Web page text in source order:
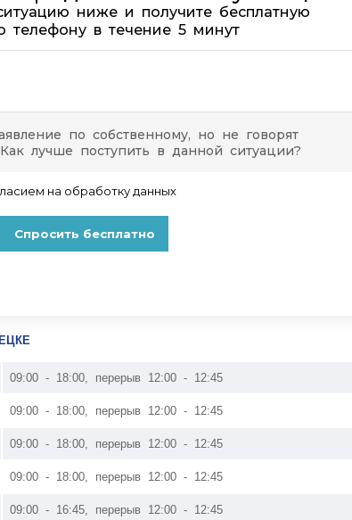
09:00 - 18:00, перерыв 12:00 - 12:45
09:00 - 18:00, перерыв 12:00 - 12:45
09:00 - 18:00, перерыв 12:00 - 12:45
09:00 - 18:00, перерыв 12:00 - 12:45
09:00 - 16:45, перерыв 12:00 - 12:45